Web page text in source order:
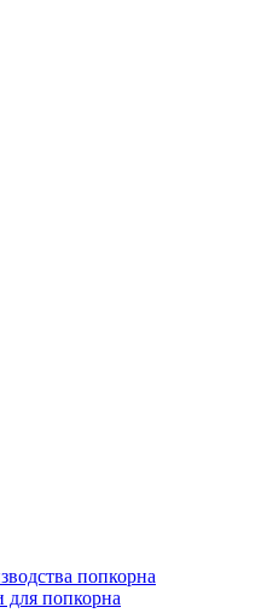
попкорна
попкорна